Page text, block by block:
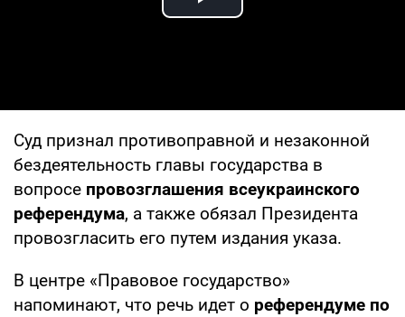
Play Video
Суд признал противоправной и незаконной
бездеятельность главы государства в
вопросе провозглашения всеукраинского
референдума, а также обязал Президента
провозгласить его путем издания указа.
В центре «Правовое государство»
напоминают, что речь идет о референдуме по